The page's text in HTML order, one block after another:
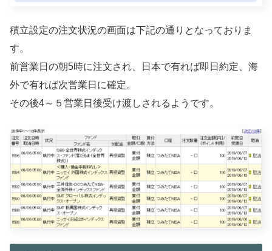
積立設定の注文状況の画面は下記の通りとなっておりま
す。
前営業日の朝5時に注文され、日本で有れば即日約定、海
外で有れば次営業日に確定。
その後4～５営業日後受け渡しされるようです。